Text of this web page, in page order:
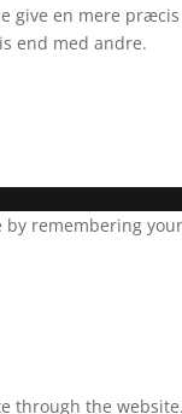
give en mere
end med andre.
remembering
the